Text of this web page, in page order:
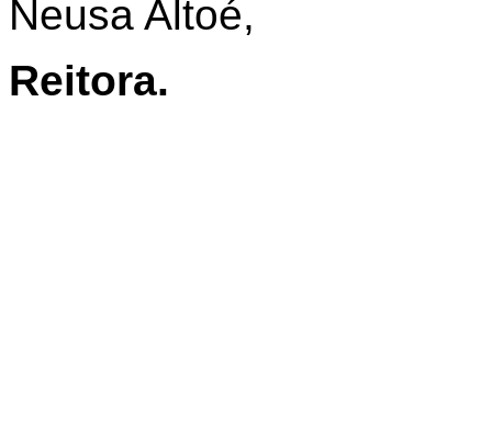
Neusa Altoé,
Reitora.